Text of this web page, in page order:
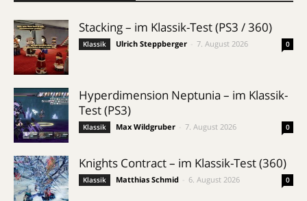
Stacking – im Klassik-Test (PS3 / 360)
Klassik Ulrich Steppberger 7. August 2026 0
Hyperdimension Neptunia – im Klassik-
Test (PS3)
Klassik Max Wildgruber 7. August 2026 0
Knights Contract – im Klassik-Test (360)
Klassik Matthias Schmid 6. August 2026 0